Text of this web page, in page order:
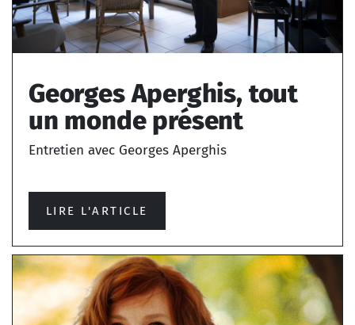
Georges Aperghis, tout
un monde présent
Entretien avec Georges Aperghis
LIRE L'ARTICLE